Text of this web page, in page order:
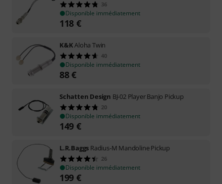
36
Disponible immédiatement
118 €
K&KAloha Twin
40
Disponible immédiatement
88€
Schatten Design BJ-02 Player Banjo Pickup
20
Disponible immédiatement
149 €
L.R.Baggs Radius-M Mandoline Pickup
26
Disponible immédiatement
199 €